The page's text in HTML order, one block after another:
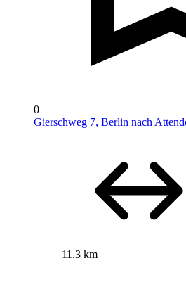
0
Gierschweg 7, Berlin nach
11.3 km